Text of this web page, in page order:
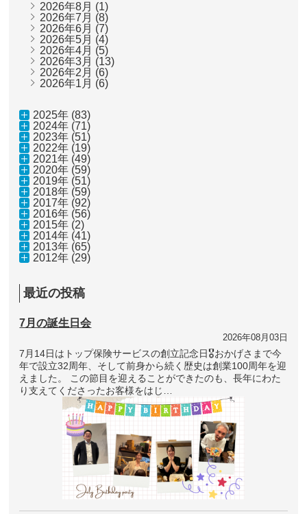
2026年8月 (1)
2026年7月 (8)
2026年6月 (7)
2026年5月 (4)
2026年4月 (5)
2026年3月 (13)
2026年2月 (6)
2026年1月 (6)
2025年 (83)
2024年 (71)
2023年 (51)
2022年 (19)
2021年 (49)
2020年 (59)
2019年 (51)
2018年 (59)
2017年 (92)
2016年 (56)
2015年 (2)
2014年 (41)
2013年 (65)
2012年 (29)
最近の投稿
7月の誕生日会
2026年08月03日
7月14日はトップ保険サービスの創立記念日🎖おかげさまで今
年で設立32周年、そして前身から続く歴史は創業100周年を迎
えました。 この節目を迎えることができたのも、長年にわた
り支えてくださったお客様をはじ…